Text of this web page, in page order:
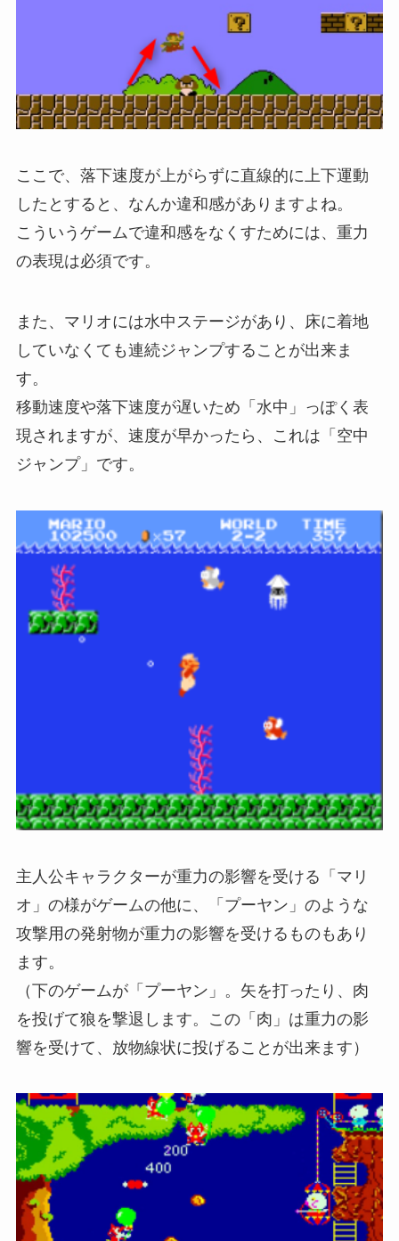
ここで、落下速度が上がらずに直線的に上下運動
したとすると、なんか違和感がありますよね。
こういうゲームで違和感をなくすためには、重力
の表現は必須です。
また、マリオには水中ステージがあり、床に着地
していなくても連続ジャンプすることが出来ま
す。
移動速度や落下速度が遅いため「水中」っぽく表
現されますが、速度が早かったら、これは「空中
ジャンプ」です。
主人公キャラクターが重力の影響を受ける「マリ
オ」の様がゲームの他に、「プーヤン」のような
攻撃用の発射物が重力の影響を受けるものもあり
ます。
（下のゲームが「プーヤン」。矢を打ったり、肉
を投げて狼を撃退します。この「肉」は重力の影
響を受けて、放物線状に投げることが出来ます）